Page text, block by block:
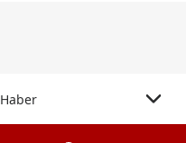
Haber